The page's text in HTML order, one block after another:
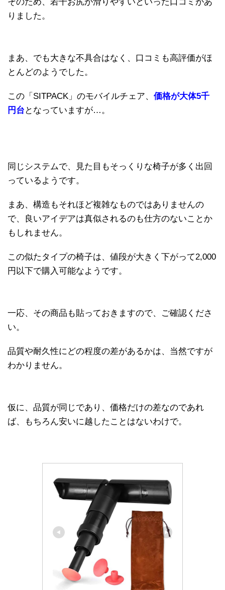
りました。
まあ、でも大きな不具合はなく、口コミも高評価がほ
とんどのようでした。
この「SITPACK」のモバイルチェア、 価格が大体5千
円台 となっていますが…。
同じシステムで、見た目もそっくりな椅子が多く出回
っているようです。
まあ、構造もそれほど複雑なものではありませんの
で、良いアイデアは真似されるのも仕方のないことか
もしれません。
この似たタイプの椅子は、値段が大きく下がって2,000
円以下で購入可能なようです。
一応、その商品も貼っておきますので、ご確認くださ
い。
品質や耐久性にどの程度の差があるかは、当然ですが
わかりません。
仮に、品質が同じであり、価格だけの差なのであれ
ば、もちろん安いに越したことはないわけで。